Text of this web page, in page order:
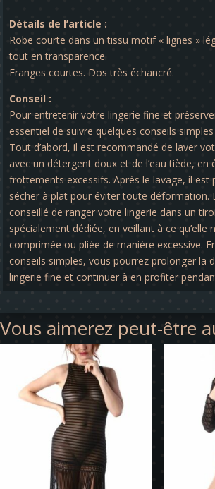
Détails de l’article :
Robe courte dans un tissu motif « lignes »
tout en transparence.
Franges courtes. Dos très échancré.
Conseil :
Pour entretenir votre lingerie fine et
essentiel de suivre quelques conseils
Tout d’abord, il est recommandé de laver
avec un détergent doux et de l’eau tiède, en
frottements excessifs. Après le lavage, il est
sécher à plat pour éviter toute déformation.
conseillé de ranger votre lingerie dans un
spécialement dédiée, en veillant à ce qu’elle
comprimée ou pliée de manière excessive.
conseils simples, vous pourrez prolonger la
lingerie fine et continuer à en profiter
Vous aimerez peut-être